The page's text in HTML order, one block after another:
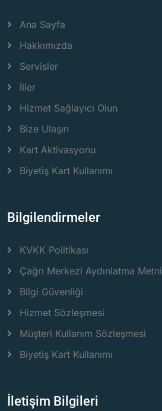
Ana Sayfa
Hakkımızda
Servisler
İller
Hizmet Sağlayıcı Olun
Bize Ulaşın
Kart Aktivasyonu
Biyetiş Kart Kullanımı
Bilgilendirmeler
KVKK Politikası
Çağrı Merkezi Aydınlatma Metni
Bilgi Güvenliği
Hizmet Sözleşmesi
Müşteri Kullanım Sözleşmesi
Biyetiş Kart Kullanımı
İletişim Bilgileri